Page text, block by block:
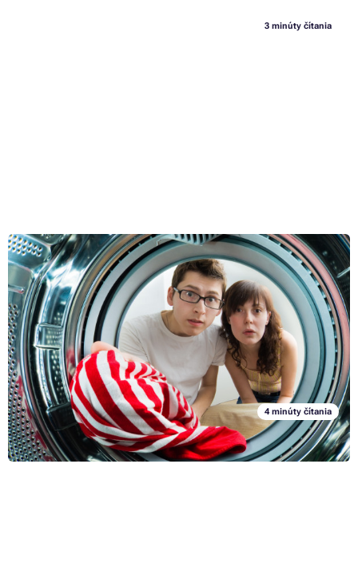
3 minúty čítania
Nehoda s náplňou do tlačiarne: Ako dostať z oblečenia
toner alebo atrament
Pokiaľ ste niekedy vlastnoručne menili náplň v tlačiarni, podstúpili ste
riziko postriekania odevu atramentom z cartridge, prípadne
znečistenie tonerovým prachom. Keď sa vám podobná nehoda stane,
je celkom jedno, či je na vine nešetrná manipulácia, alebo vada z
výroby. Na prvom mieste býva väčšinou snaha zachrániť obľúbený kus
šatníka. V nasledujúcom článku vám poradíme, ako šetrne odstrániť
z oblečenia toner či atrament.
Celý článok »
4 minúty čítania